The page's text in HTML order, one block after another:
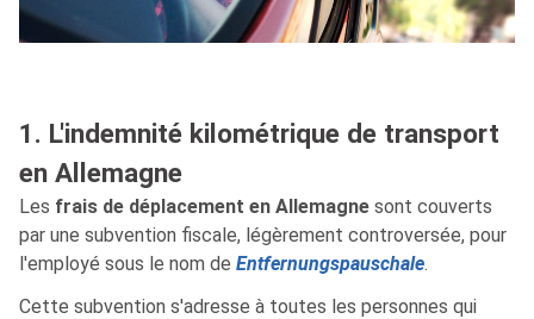
1. L'indemnité kilométrique de transport
en Allemagne
Les frais de déplacement en Allemagne sont couverts
par une subvention fiscale, légèrement controversée, pour
l'employé sous le nom de Entfernungspauschale.
Cette subvention s'adresse à toutes les personnes qui